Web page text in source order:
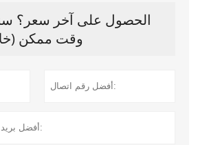
الحصول على آخر سعر؟
وقت ممكن (خلال 12